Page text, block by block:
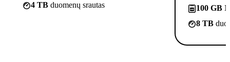
4 TB duomenų srautas
100 GB
8 TB